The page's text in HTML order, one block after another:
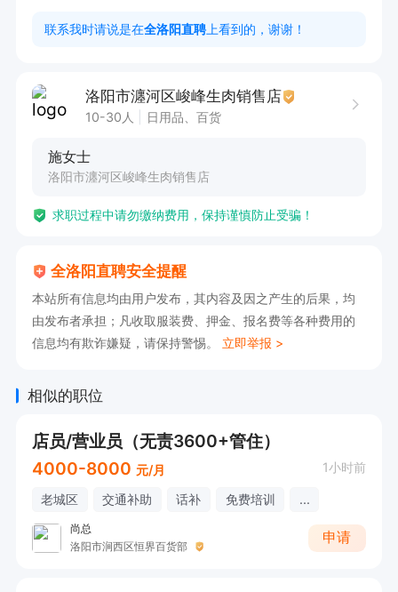
联系我时请说是在全洛阳直聘 上看到的，谢谢！
洛阳市瀍河区峻峰生肉销售店
10-30人 日用品、百货
施女士
洛阳市瀍河区峻峰生肉销售店
求职过程中请勿缴纳费用，保持谨慎防止受骗！
全洛阳直聘安全提醒
本站所有信息均由用户发布，其内容及因之产生的后果，均
由发布者承担；凡收取服装费、押金、报名费等各种费用的
信息均有欺诈嫌疑，请保持警惕。 立即举报 >
相似的职位
店员/营业员（无责3600+管住）
4000-8000 元/月 1小时前
老城区 交通补助 话补 免费培训 ...
尚总
洛阳市涧西区恒界百货部
申请